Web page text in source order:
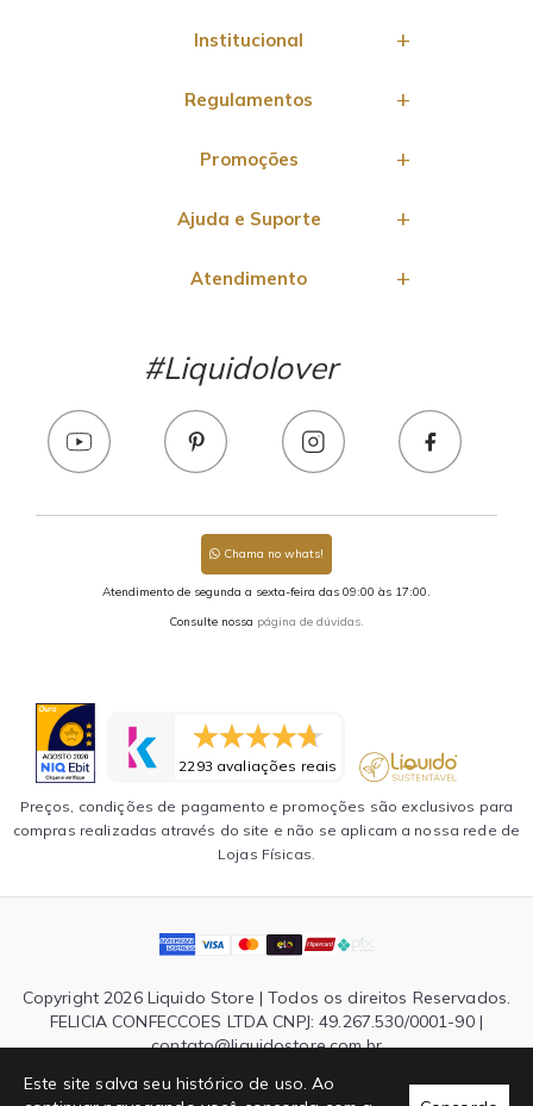
Este site salva seu histórico de uso. Ao
Institucional
Regulamentos
Promoções
Ajuda e Suporte
Atendimento
#Liquidolover
Chama no whats!
Atendimento de segunda a sexta-feira das 09:00 às 17:00.
Consulte nossa página de dúvidas.
2293 avaliações reais
Preços, condições de pagamento e promoções são exclusivos para
compras realizadas através do site e não se aplicam a nossa rede de
Lojas Físicas.
Copyright 2026 Liquido Store | Todos os direitos Reservados.
FELICIA CONFECCOES LTDA CNPJ: 49.267.530/0001-90 |
contato@liquidostore.com.br
000